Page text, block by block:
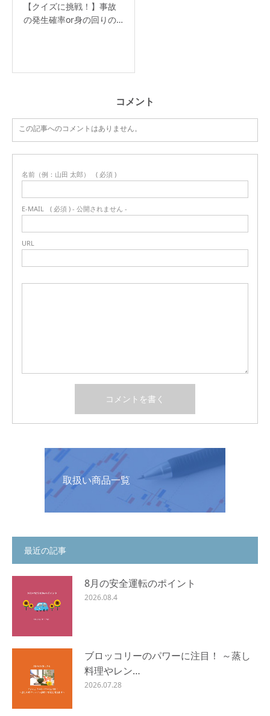
【クイズに挑戦！】事故
の発生確率or身の回りの…
コメント
この記事へのコメントはありません。
名前（例：山田 太郎） ( 必須 )
E-MAIL ( 必須 ) - 公開されません -
URL
取扱い商品一覧
最近の記事
8月の安全運転のポイント
2026.08.4
ブロッコリーのパワーに注目！ ～蒸し
料理やレン…
2026.07.28